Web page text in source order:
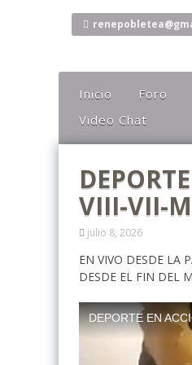
Inicio Foro
Video Chat
VIII-VII-
julio 8, 2026
EN VIVO DESDE LA
DESDE EL FIN DEL